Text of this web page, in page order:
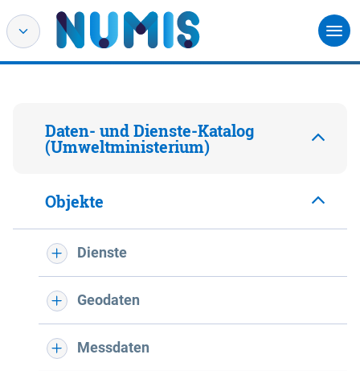
Daten- und Dienste-Katalog
(Umweltministerium)
Objekte
Dienste
Geodaten
Messdaten